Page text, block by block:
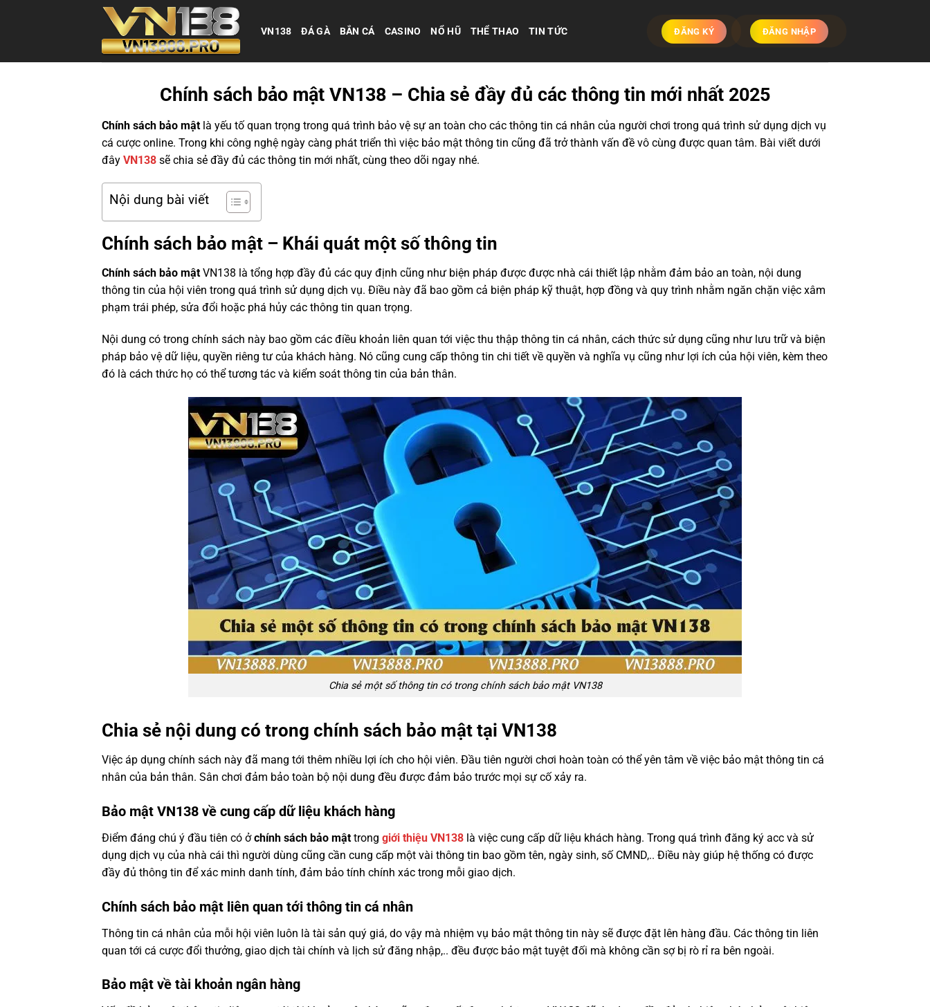
dung
VN138 ĐÁ GÀ BẮN CÁ CASINO NỔ HŨ THỂ THAO TIN TỨC ĐĂNG KÝ ĐĂNG NHẬP
Chính sách bảo mật VN138 – Chia sẻ đầy đủ các thông tin mới nhất 2025
Chính sách bảo mật là yếu tố quan trọng trong quá trình bảo vệ sự an toàn cho các thông tin cá nhân của người chơi trong quá trình sử dụng dịch vụ
cá cược online. Trong khi công nghệ ngày càng phát triển thì việc bảo mật thông tin cũng đã trở thành vấn đề vô cùng được quan tâm. Bài viết dưới
đây VN138 sẽ chia sẻ đầy đủ các thông tin mới nhất, cùng theo dõi ngay nhé.
Nội dung bài viết
Chính sách bảo mật – Khái quát một số thông tin
Chính sách bảo mật VN138 là tổng hợp đầy đủ các quy định cũng như biện pháp được được nhà cái thiết lập nhằm đảm bảo an toàn, nội dung
thông tin của hội viên trong quá trình sử dụng dịch vụ. Điều này đã bao gồm cả biện pháp kỹ thuật, hợp đồng và quy trình nhằm ngăn chặn việc xâm
phạm trái phép, sửa đổi hoặc phá hủy các thông tin quan trọng.
Nội dung có trong chính sách này bao gồm các điều khoản liên quan tới việc thu thập thông tin cá nhân, cách thức sử dụng cũng như lưu trữ và biện
pháp bảo vệ dữ liệu, quyền riêng tư của khách hàng. Nó cũng cung cấp thông tin chi tiết về quyền và nghĩa vụ cũng như lợi ích của hội viên, kèm theo
đó là cách thức họ có thể tương tác và kiểm soát thông tin của bản thân.
Chia sẻ một số thông tin có trong chính sách bảo mật VN138
Chia sẻ nội dung có trong chính sách bảo mật tại VN138
Việc áp dụng chính sách này đã mang tới thêm nhiều lợi ích cho hội viên. Đầu tiên người chơi hoàn toàn có thể yên tâm về việc bảo mật thông tin cá
nhân của bản thân. Sân chơi đảm bảo toàn bộ nội dung đều được đảm bảo trước mọi sự cố xảy ra.
Bảo mật VN138 về cung cấp dữ liệu khách hàng
Điểm đáng chú ý đầu tiên có ởchính sách bảo mật trong giới thiệu VN138 là việc cung cấp dữ liệu khách hàng. Trong quá trình đăng ký acc và sử
dụng dịch vụ của nhà cái thì người dùng cũng cần cung cấp một vài thông tin bao gồm tên, ngày sinh, số CMND,.. Điều này giúp hệ thống có được
đầy đủ thông tin để xác minh danh tính, đảm bảo tính chính xác trong mỗi giao dịch.
Chính sách bảo mật liên quan tới thông tin cá nhân
Thông tin cá nhân của mỗi hội viên luôn là tài sản quý giá, do vậy mà nhiệm vụ bảo mật thông tin này sẽ được đặt lên hàng đầu. Các thông tin liên
quan tới cá cược đổi thưởng, giao dịch tài chính và lịch sử đăng nhập,.. đều được bảo mật tuyệt đối mà không cần sợ bị rò rỉ ra bên ngoài.
Bảo mật về tài khoản ngân hàng